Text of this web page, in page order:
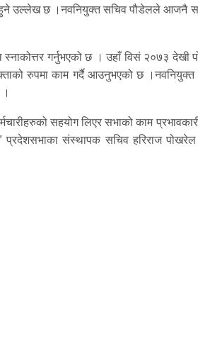
हुने उल्लेख छ ।नवनियुक्त सचिव पौडेलले आजनै
गर्नुभएको छ । उहाँ विसं २०७३ देखी
रुपमा काम गर्दै आउनुभएको छ
सहयोग लिएर सभाको काम
संस्थापक सचिव हरिराज पोखरेल